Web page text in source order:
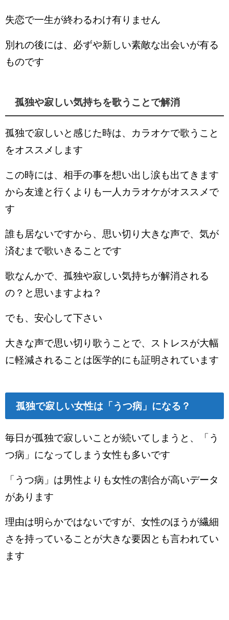
失恋で一生が終わるわけ有りません
別れの後には、必ずや新しい素敵な出会いが有る
ものです
孤独や寂しい気持ちを歌うことで解消
孤独で寂しいと感じた時は、カラオケで歌うこと
をオススメします
この時には、相手の事を想い出し涙も出てきます
から友達と行くよりも一人カラオケがオススメで
す
誰も居ないですから、思い切り大きな声で、気が
済むまで歌いきることです
歌なんかで、孤独や寂しい気持ちが解消される
の？と思いますよね？
でも、安心して下さい
大きな声で思い切り歌うことで、ストレスが大幅
に軽減されることは医学的にも証明されています
孤独で寂しい女性は「うつ病」になる？
毎日が孤独で寂しいことが続いてしまうと、「う
つ病」になってしまう女性も多いです
「うつ病」は男性よりも女性の割合が高いデータ
があります
理由は明らかではないですが、女性のほうが繊細
さを持っていることが大きな要因とも言われてい
ます